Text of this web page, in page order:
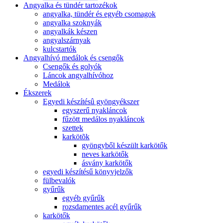
Angyalka és tündér tartozékok
angyalka, tündér és egyéb csomagok
angyalka szoknyák
angyalkák készen
angyalszárnyak
kulcstartók
Angyalhívó medálok és csengők
Csengők és golyók
Láncok angyalhívóhoz
Medálok
Ékszerek
Egyedi készítésû gyöngyékszer
egyszerű nyakláncok
fűzött medálos nyakláncok
szettek
karkötõk
gyöngyből készült karkötők
neves karkötők
ásvány karkötők
egyedi készítésű könyvjelzők
fülbevalók
gyűrűk
egyéb gyűrűk
rozsdamentes acél gyűrűk
karkötők